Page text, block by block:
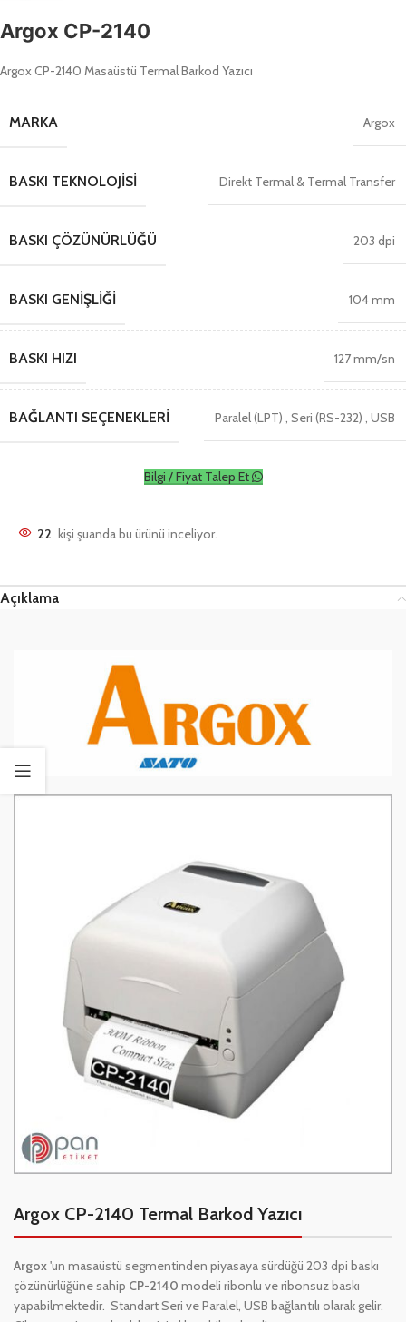
Argox CP-2140
Argox CP-2140 Masaüstü Termal Barkod Yazıcı
MARKA Argox
BASKI TEKNOLOJISI Direkt Termal & Termal Transfer
BASKI ÇÖZÜNÜRLÜĞÜ 203 dpi
BASKI GENIŞLIĞI 104 mm
BASKI HIZI 127 mm/sn
BAĞLANTI SEÇENEKLERI Paralel (LPT) Seri (RS-232) USB
Bilgi / Fiyat Talep Et
22 kişi şuanda bu ürünü inceliyor.
Açıklama
Argox CP-2140 Termal Barkod Yazıcı
Argox'un masaüstü segmentinden piyasaya sürdüğü 203 dpi baskı
çözünürlüğüne sahip CP-2140 modeli ribonlu ve ribonsuz baskı
yapabilmektedir. Standart Seri ve Paralel, USB bağlantılı olarak gelir.